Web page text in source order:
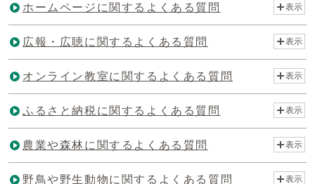
ホームページに関するよくある質問 表示
広報・広聴に関するよくある質問 表示
オンライン教室に関するよくある質問 表示
ふるさと納税に関するよくある質問 表示
農業や森林に関するよくある質問 表示
野鳥や野生動物に関するよくある質問 表示